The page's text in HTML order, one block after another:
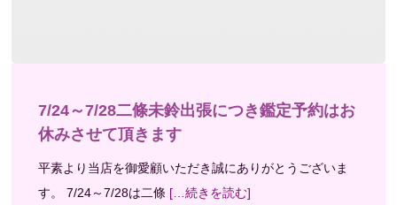
7/24～7/28二條未鈴出張につき鑑定予約はお
休みさせて頂きます
平素より当店を御愛顧いただき誠にありがとうございま
す。 7/24～7/28は二條 […続きを読む]